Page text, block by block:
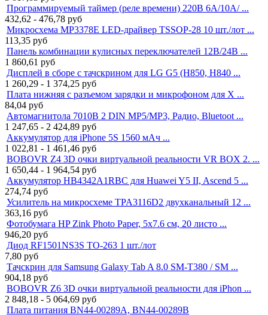
Программируемый таймер (реле времени) 220В 6A/10A/ ...
432,62 - 476,78 руб
Микросхема MP3378E LED-драйвер TSSOP-28 10 шт./лот ...
113,35 руб
Панель комбинации кулисных переключателей 12В/24В ...
1 860,61 руб
Дисплей в сборе с тачскрином для LG G5 (H850, H840 ...
1 260,29 - 1 374,25 руб
Плата нижняя с разъемом зарядки и микрофоном для X ...
84,04 руб
Автомагнитола 7010B 2 DIN MP5/MP3, Радио, Bluetoot ...
1 247,65 - 2 424,89 руб
Аккумулятор для iPhone 5S 1560 мАч ...
1 022,81 - 1 461,46 руб
BOBOVR Z4 3D очки виртуальной реальности VR BOX 2. ...
1 650,44 - 1 964,54 руб
Аккумулятор HB4342A1RBC для Huawei Y5 II, Ascend 5 ...
274,74 руб
Усилитель на микросхеме TPA3116D2 двухканальный 12 ...
363,16 руб
Фотобумага HP Zink Photo Paper, 5x7.6 см, 20 листо ...
946,20 руб
Диод RF1501NS3S TO-263 1 шт./лот
7,80 руб
Тачскрин для Samsung Galaxy Tab A 8.0 SM-T380 / SM ...
904,18 руб
BOBOVR Z6 3D очки виртуальной реальности для iPhon ...
2 848,18 - 5 064,69 руб
Плата питания BN44-00289A, BN44-00289B